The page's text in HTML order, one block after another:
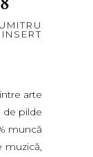
INSERT
arte
de pilde
muncă
muzică,